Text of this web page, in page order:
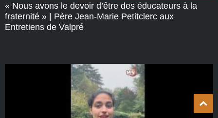
« Nous avons le devoir d’être des éducateurs à la
fraternité » | Père Jean-Marie Petitclerc aux
Entretiens de Valpré